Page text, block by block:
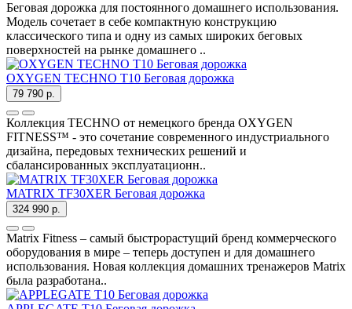
Беговая дорожка для постоянного домашнего использования.
Модель сочетает в себе компактную конструкцию
классического типа и одну из самых широких беговых
поверхностей на рынке домашнего ..
OXYGEN TECHNO T10 Беговая дорожка
79 790 р.
Коллекция TECHNO от немецкого бренда OXYGEN
FITNESS™ - это сочетание современного индустриального
дизайна, передовых технических решений и
сбалансированных эксплуатационн..
MATRIX TF30XER Беговая дорожка
324 990 р.
Matrix Fitness – самый быстрорастущий бренд коммерческого
оборудования в мире – теперь доступен и для домашнего
использования. Новая коллекция домашних тренажеров Matrix
была разработана..